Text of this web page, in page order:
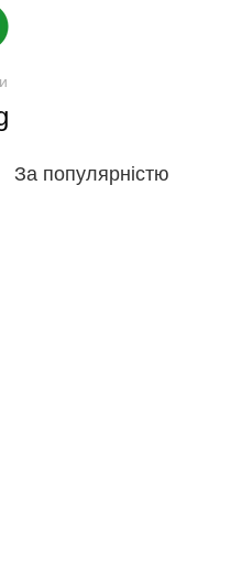
За популярністю